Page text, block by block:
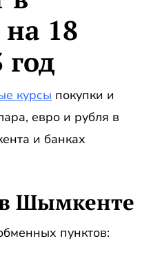
18
год
курсы покупки и
евро и рубля в
и банках
в Шымкенте
пунктов: